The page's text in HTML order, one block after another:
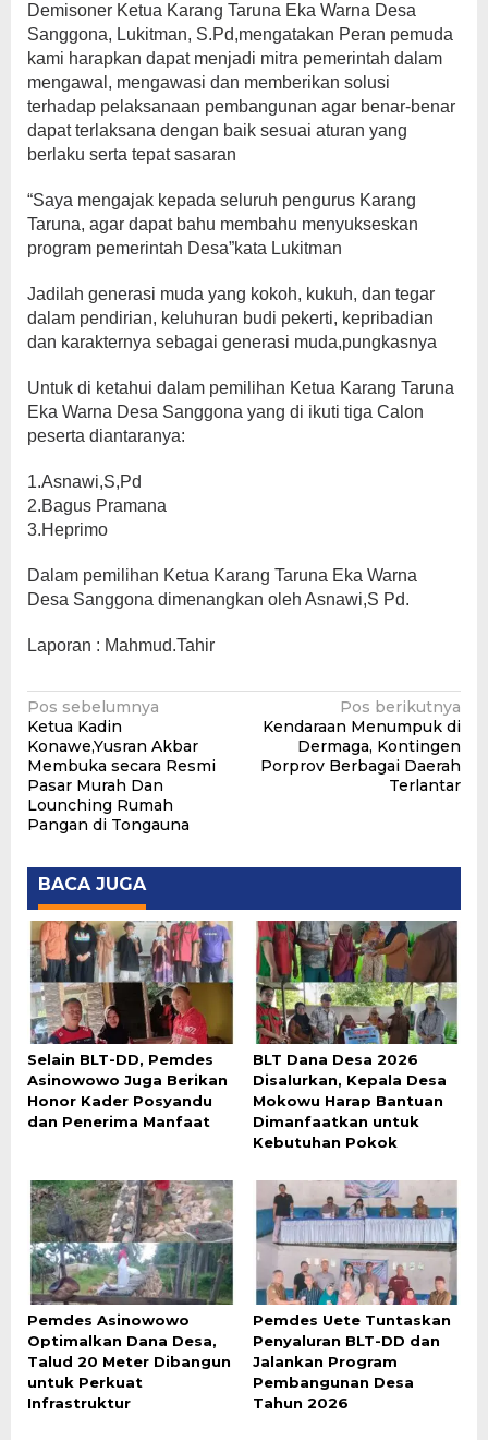
Demisoner Ketua Karang Taruna Eka Warna Desa
Sanggona, Lukitman, S.Pd,mengatakan Peran pemuda
kami harapkan dapat menjadi mitra pemerintah dalam
mengawal, mengawasi dan memberikan solusi
terhadap pelaksanaan pembangunan agar benar-benar
dapat terlaksana dengan baik sesuai aturan yang
berlaku serta tepat sasaran
“Saya mengajak kepada seluruh pengurus Karang
Taruna, agar dapat bahu membahu menyukseskan
program pemerintah Desa”kata Lukitman
Jadilah generasi muda yang kokoh, kukuh, dan tegar
dalam pendirian, keluhuran budi pekerti, kepribadian
dan karakternya sebagai generasi muda,pungkasnya
Untuk di ketahui dalam pemilihan Ketua Karang Taruna
Eka Warna Desa Sanggona yang di ikuti tiga Calon
peserta diantaranya:
1.Asnawi,S,Pd
2.Bagus Pramana
3.Heprimo
Dalam pemilihan Ketua Karang Taruna Eka Warna
Desa Sanggona dimenangkan oleh Asnawi,S Pd.
Laporan : Mahmud.Tahir
Navigasi
pos
Pos sebelumnya
Ketua Kadin
Konawe,Yusran Akbar
Membuka secara Resmi
Pasar Murah Dan
Lounching Rumah
Pangan di Tongauna
Pos berikutnya
Kendaraan Menumpuk di
Dermaga, Kontingen
Porprov Berbagai Daerah
Terlantar
BACA JUGA
Selain BLT-DD, Pemdes
Asinowowo Juga Berikan
Honor Kader Posyandu
dan Penerima Manfaat
BLT Dana Desa 2026
Disalurkan, Kepala Desa
Mokowu Harap Bantuan
Dimanfaatkan untuk
Kebutuhan Pokok
Pemdes Asinowowo
Optimalkan Dana Desa,
Talud 20 Meter Dibangun
untuk Perkuat
Infrastruktur
Pemdes Uete Tuntaskan
Penyaluran BLT-DD dan
Jalankan Program
Pembangunan Desa
Tahun 2026